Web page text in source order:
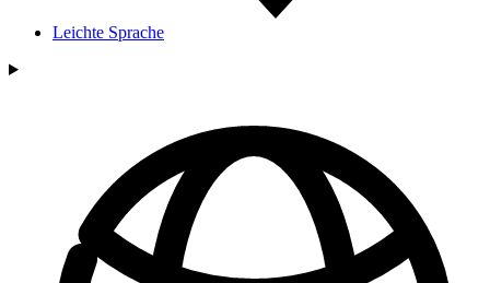
Leichte Sprache